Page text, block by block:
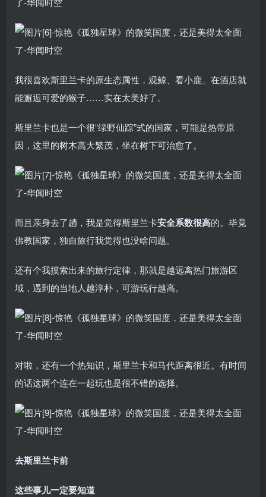
我很喜欢斯里兰卡的原生态属性，观鲸、看小鹿、在酒店就
能邂逅可爱的猴子……实在太美好了。
斯里兰卡也是一个很“绿野仙踪”式的国家，可能是热带原
因，这里的树木高大繁茂，坐在树下可治愈了。
而且亲身去了趟，我是觉得斯里兰卡安全系数很高的。毕竟
佛教国家，独自旅行我觉得也没啥问题。
还有个我摸索出来的旅行定律，那就是越远离热门旅游区
域，遇到的当地人越淳朴，可游玩行越高。
对啦，还有一个热知识，斯里兰卡和马代距离很近。有时间
的话这两个连在一起玩也是很不错的选择。
去斯里兰卡前
这些事儿一定要知道